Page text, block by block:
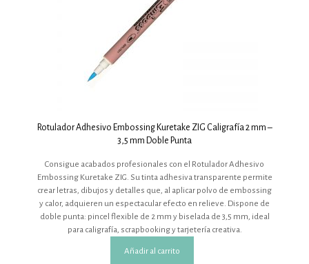
Rotulador Adhesivo Embossing Kuretake ZIG Caligrafía 2 mm –
3,5 mm Doble Punta
Consigue acabados profesionales con el Rotulador Adhesivo
Embossing Kuretake ZIG. Su tinta adhesiva transparente permite
crear letras, dibujos y detalles que, al aplicar polvo de embossing
y calor, adquieren un espectacular efecto en relieve. Dispone de
doble punta: pincel flexible de 2 mm y biselada de 3,5 mm, ideal
para caligrafía, scrapbooking y tarjetería creativa.
Añadir al carrito